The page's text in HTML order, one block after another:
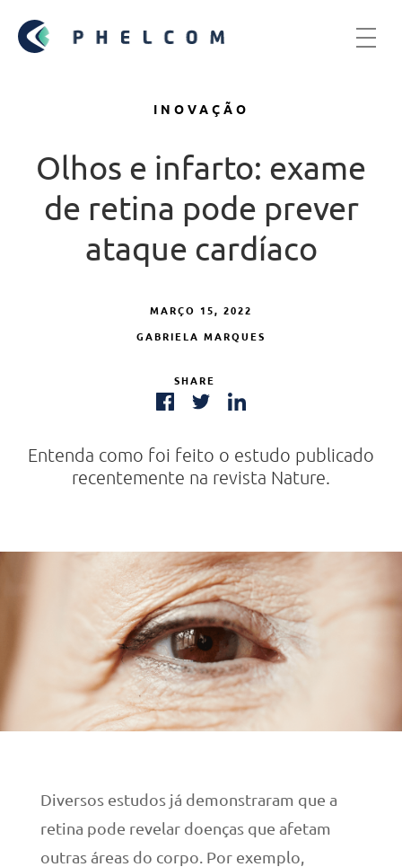
INOVAÇÃO
Olhos e infarto: exame
de retina pode prever
ataque cardíaco
MARÇO 15, 2022
GABRIELA MARQUES
SHARE
Entenda como foi feito o estudo publicado
recentemente na revista Nature.
Diversos estudos já demonstraram que a
retina pode revelar doenças que afetam
outras áreas do corpo. Por exemplo,